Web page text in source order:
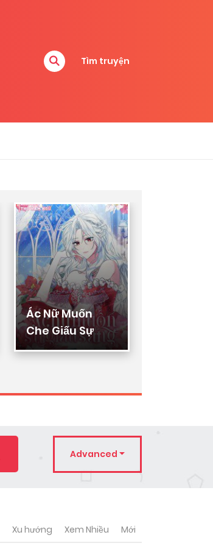
Tìm truyện
Ác Nữ Muốn
Che Giấu Sự
Giàu Sang
Advanced
Xu hướng Xem Nhiều Mới